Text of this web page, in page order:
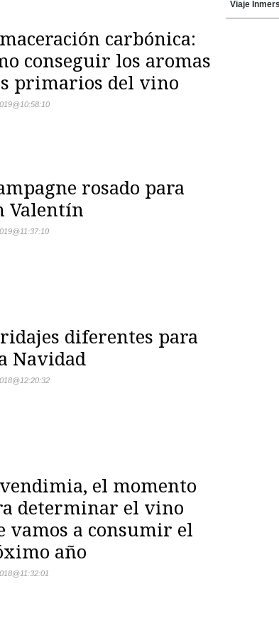
carbónica:
conseguir los aromas
primarios del vino
@10:58:10
rosado para
Valentín
@11:37:10
diferentes para
Navidad
@12:20:32
el momento
determinar el vino
vamos a consumir el
año
@11:32:01